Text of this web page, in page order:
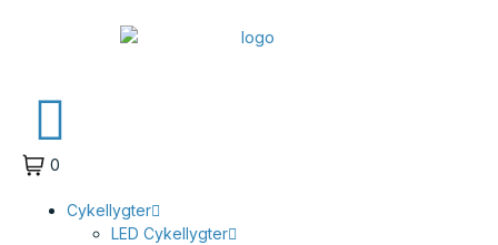
Cykellygter
LED Cykellygter
0